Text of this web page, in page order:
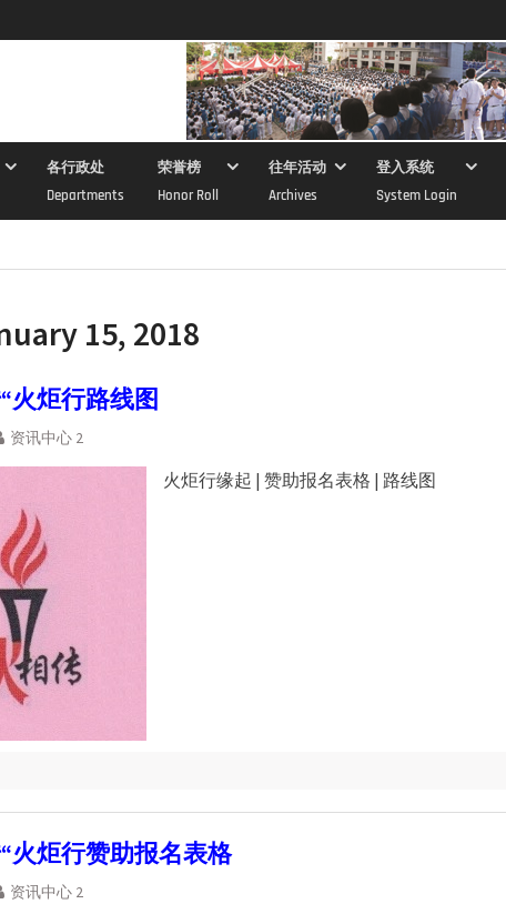
各行政处
Departments
荣誉榜
Honor Roll
往年活动
Archives
登入系统
System Login
15, 2018
火炬行路线图
资讯中心 2
火炬行缘起 | 赞助报名表格 | 路线图
火炬行赞助报名表格
资讯中心 2